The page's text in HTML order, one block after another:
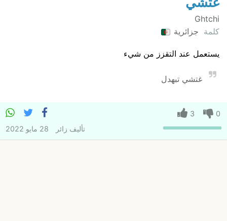
Ghtchi
كلمة جزائرية
يستعمل عند التقزز من شيء
غتشي تبهدل
0
3
تأليف زائر 28 مايو 2022